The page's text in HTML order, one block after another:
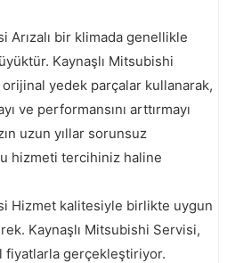
Arızalı bir klimada genellikle
Kaynaşlı Mitsubishi
yedek parçalar kullanarak,
ve performansını arttırmayı
uzun yıllar sorunsuz
hizmeti tercihiniz haline
Hizmet kalitesiyle birlikte uygun
Kaynaşlı Mitsubishi Servisi,
fiyatlarla gerçekleştiriyor.